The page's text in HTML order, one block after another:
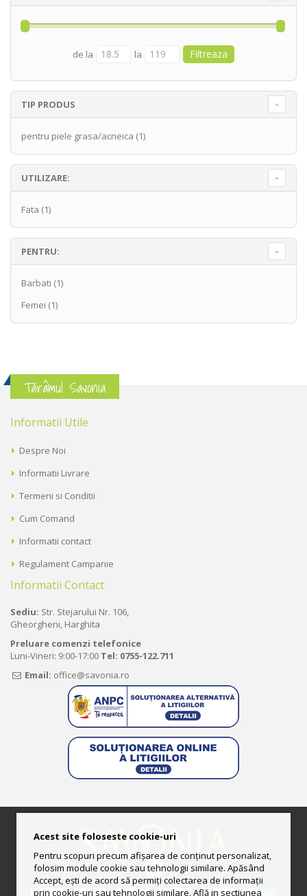
de la la
TIP PRODUS
pentru piele grasa/acneica (1)
UTILIZARE:
Fata (1)
PENTRU:
Barbati (1)
Femei (1)
Tărâmul Savonia
Informatii Utile
Despre Noi
Informatii Livrare
Termeni si Conditii
Cum Comand
Informatii contact
Regulament Campanie
Informatii Contact
Sediu: Str. Stejarului Nr. 106,
Gheorgheni, Harghita
Preluare comenzi telefonice
Luni-Vineri: 9:00-17:00 Tel: 0755-122.711
Email: office@savonia.ro
Acest site foloseste cookie-uri
Pentru scopuri precum afișarea de conținut personalizat,
folosim module cookie sau tehnologii similare. Apăsând
Accept, ești de acord să permiți colectarea de informații
prin cookie-uri sau tehnologii similare. Află in sectiunea